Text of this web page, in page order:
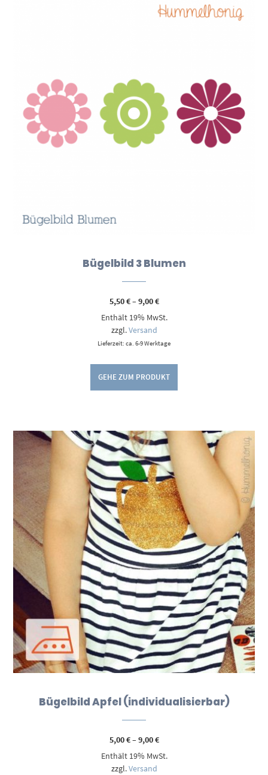
Bügelbild 3 Blumen
5,50€–9,00€Preisspanne:
bis
Enthält 19% MwSt.
zzgl.Versand
Lieferzeit: ca. 6-9 Werktage
GEHE ZUM PRODUKT
Bügelbild Apfel (individualisierbar)
5,00€–9,00€Preisspanne:
bis
Enthält 19% MwSt.
zzgl.Versand